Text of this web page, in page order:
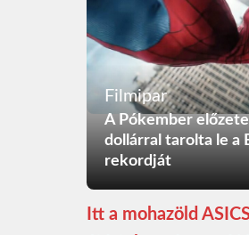
Filmipar
A Pókember
dollárral tarolta le a
rekordját
Itt a mohazöld